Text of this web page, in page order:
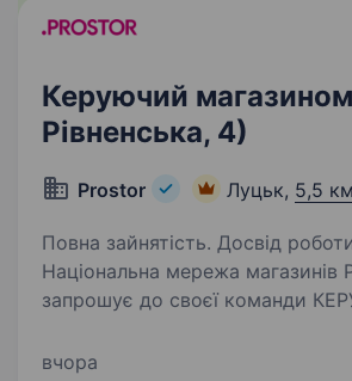
Керуючий
Рівненська, 4)
Prostor Луцьк, 5,5
Повна зайнятість. Досвід
Національна мережа магазинів
запрошує до своєї команди
на керівній посаді, перевага
вчора